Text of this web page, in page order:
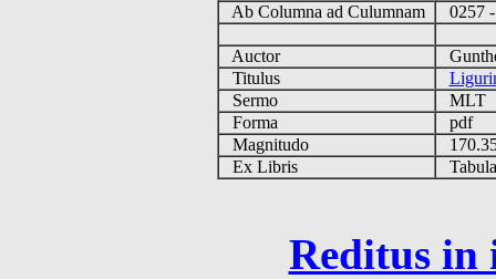
Ab Columna ad Culumnam
0257
Auctor
Titulus
Sermo
MLT
Forma
pdf
Magnitudo
Ex Libris
Reditus in